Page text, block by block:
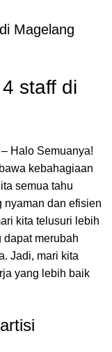
Magelang
staff di
Halo Semuanya!
kebahagiaan
semua tahu
nyaman dan efisien
kita telusuri lebih
dapat merubah
Jadi, mari kita
yang lebih baik